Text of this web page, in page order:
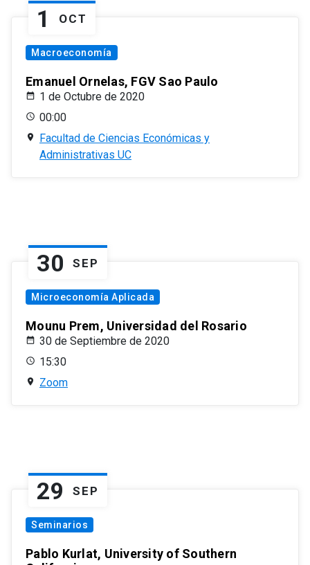
1 OCT
Macroeconomía
Emanuel Ornelas, FGV Sao Paulo
1 de Octubre de 2020
00:00
Facultad de Ciencias Económicas y
Administrativas UC
30 SEP
Microeconomía Aplicada
Mounu Prem, Universidad del Rosario
30 de Septiembre de 2020
15:30
Zoom
29 SEP
Seminarios
Pablo Kurlat, University of Southern